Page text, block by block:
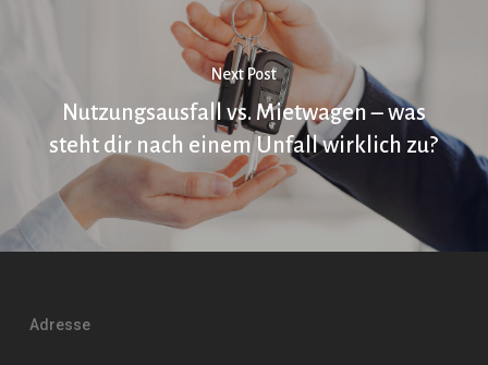
Next Post
Nutzungsausfall vs. Mietwagen – was
steht dir nach einem Unfall wirklich zu?
Adresse